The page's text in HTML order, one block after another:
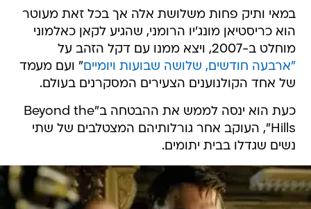
במאי ותיק פחות משלושת אלה אך בכל זאת מעוטר
הוא כריסטיאן מונג'יו הרומני, שהגיע לקאן כאלמוני
מוחלט ב-2007, ויצא ממנו עם דקל הזהב על
"ארבעה חודשים, שלושה שבועות ויומיים" ועם מעמד
של אחד הקולנוענים הצעירים המסקרנים בעולם.
כעת הוא ינסה לממש את ההבטחה ב"Beyond the
Hills", העוקב אחר גורלותיהם המצטלבים של שתי
נשים שגדלו בבית יתומים.